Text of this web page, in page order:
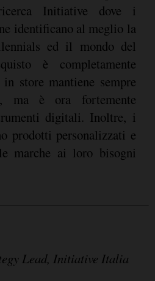
Initiative dove i
identificano al meglio la
ed il mondo del
è completamente
store mantiene sempre
ma è ora fortemente
digitali. Inoltre, i
prodotti personalizzati e
marche ai loro bisogni
Lead, Initiative Italia